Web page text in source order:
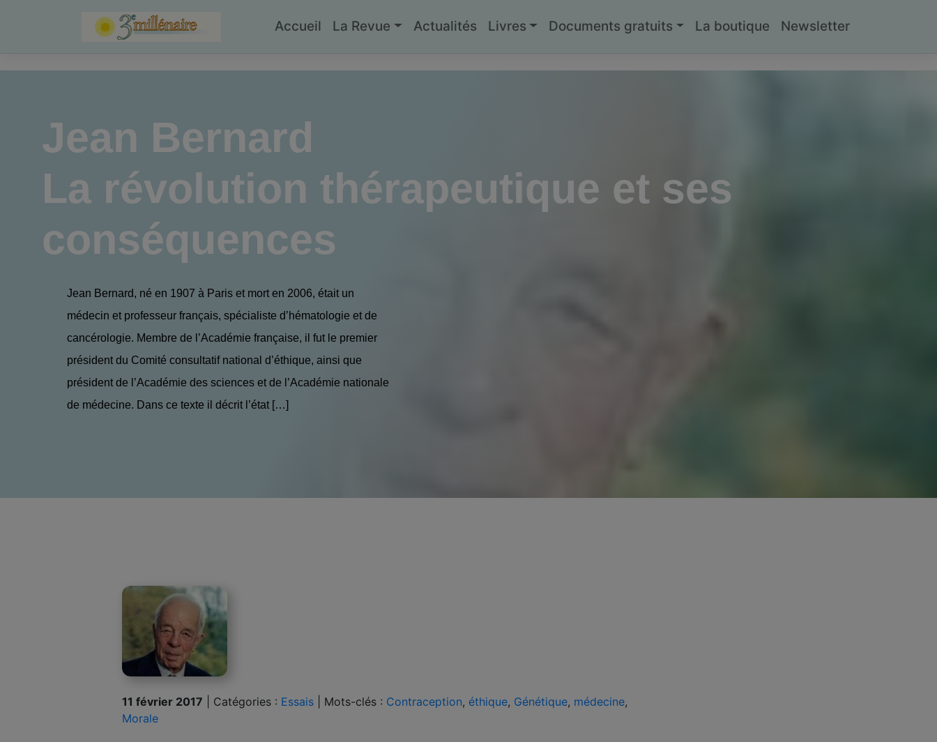
Accueil La Revue Actualités Livres Documents gratuits La boutique Newsletter
Jean Bernard
La révolution thérapeutique et ses
conséquences
Jean Bernard, né en 1907 à Paris et mort en 2006, était un
médecin et professeur français, spécialiste d’hématologie et de
cancérologie. Membre de l’Académie française, il fut le premier
président du Comité consultatif national d’éthique, ainsi que
président de l’Académie des sciences et de l’Académie nationale
de médecine. Dans ce texte il décrit l’état […]
11 février 2017 Catégories : Essais Mots-clés : Contraception, éthique, Génétique, médecine,
Morale